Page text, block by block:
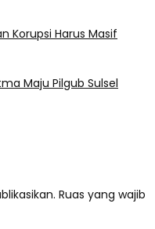
Korupsi Harus Masif
Maju Pilgub Sulsel
Ruas yang wajib